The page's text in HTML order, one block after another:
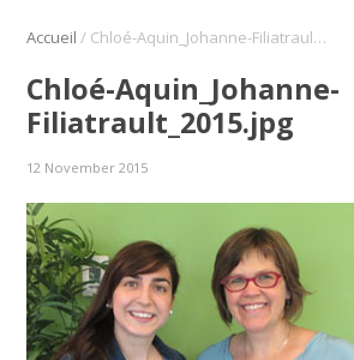
Accueil / Chloé-Aquin_Johanne-Filiatrault_2015.jpg
Chloé-Aquin_Johanne-
Filiatrault_2015.jpg
12 November 2015